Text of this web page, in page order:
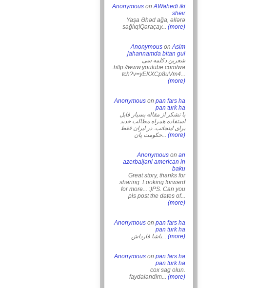
Anonymous onAWahedi iki
sheir
Yaşa Əhəd ağa, əllərə
sağlıq!Qaraçay... (more)
Anonymous onAsim
jahannamda bitan gul
شعرین دکلمه سی
:http://www.youtube.com/wa
tch?v=yEKXCp8uVm4...
(more)
Anonymous on pan fars ha
pan turk ha
با تشکر از مقاله بسیار قابل
استفاده همراه مطالب خدید
برای اینجانب. در ایران فقط
حکومت پان... (more)
Anonymous on an
azerbaijani american in
baku
Great story, thanks for
sharing. Looking forward
for more... :)PS. Can you
pls post the dates of...
(more)
Anonymous on pan fars ha
pan turk ha
یاشا قارداش... (more)
Anonymous on pan fars ha
pan turk ha
cox sag olun.
faydalandim... (more)